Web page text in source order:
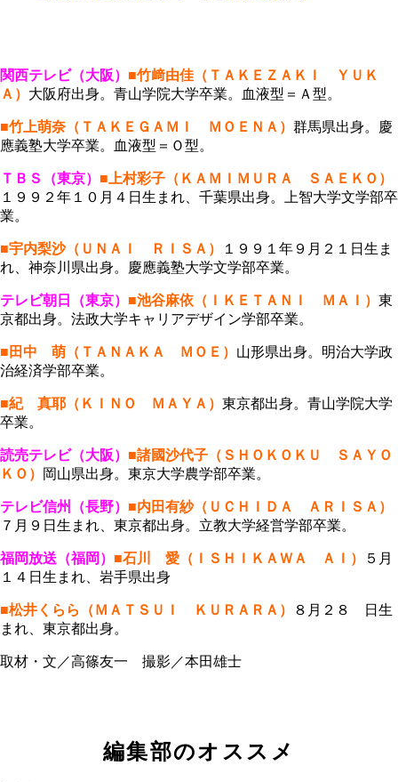
関西テレビ（大阪） ■竹﨑由佳（ＴＡＫＥＺＡＫＩ ＹＵＫ
Ａ） 大阪府出身。青山学院大学卒業。血液型＝Ａ型。
■竹上萌奈（ＴＡＫＥＧＡＭＩ ＭＯＥＮＡ） 群馬県出身。慶
應義塾大学卒業。血液型＝Ｏ型。
ＴＢＳ（東京） ■上村彩子（ＫＡＭＩＭＵＲＡ ＳＡＥＫＯ）
１９９２年１０月４日生まれ、千葉県出身。上智大学文学部卒
業。
■宇内梨沙（ＵＮＡＩ ＲＩＳＡ）
１９９１年９月２１日生ま
れ、神奈川県出身。慶應義塾大学文学部卒業。
テレビ朝日（東京） ■池谷麻依（ＩＫＥＴＡＮＩ ＭＡＩ） 東
京都出身。法政大学キャリアデザイン学部卒業。
■田中 萌（ＴＡＮＡＫＡ ＭＯＥ） 山形県出身。明治大学政
治経済学部卒業。
■紀 真耶（ＫＩＮＯ ＭＡＹＡ） 東京都出身。青山学院大学
卒業。
読売テレビ（大阪） ■諸國沙代子（ＳＨＯＫＯＫＵ ＳＡＹＯ
ＫＯ）
岡山県出身。東京大学農学部卒業。
テレビ信州（長野） ■内田有紗（ＵＣＨＩＤＡ ＡＲＩＳＡ）
７月９日生まれ、東京都出身。立教大学経営学部卒業。
福岡放送（福岡） ■石川 愛（ＩＳＨＩＫＡＷＡ ＡＩ）
５月
１４日生まれ、岩手県出身
■松井くらら（ＭＡＴＳＵＩ ＫＵＲＡＲＡ）
８月２８ 日生
まれ、東京都出身。
取材・文／高篠友一 撮影／本田雄士
編集部のオススメ